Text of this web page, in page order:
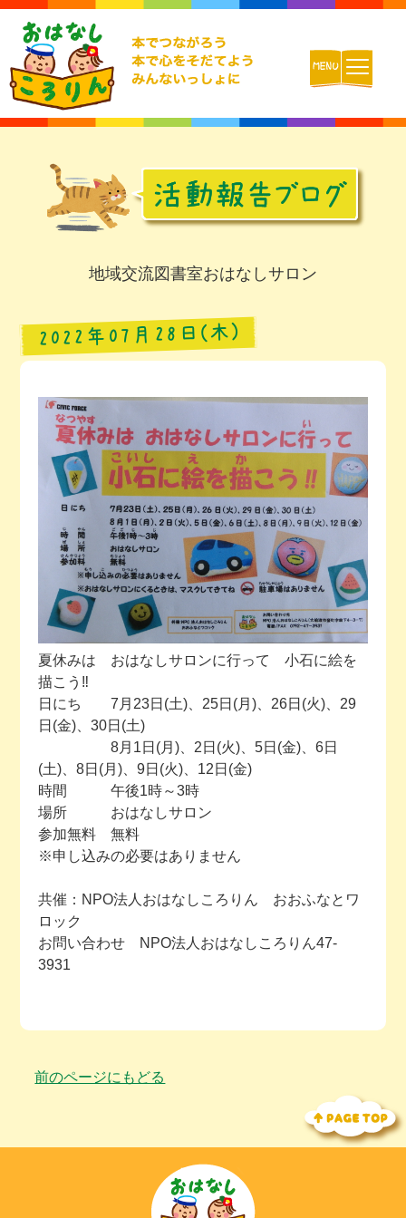
おはなしころりんとは
活動報告ブログ
今月の予定
活動場所のご案内
ファンクラブのご案内
お問い合わせ
地域交流図書室おはなしサロン
2022年07月28日(木)
夏休みは おはなしサロンに行って 小石に絵を
描こう‼
日にち 7月23日(土)、25日(月)、26日(火)、29
日(金)、30日(土)
8月1日(月)、2日(火)、5日(金)、6日
(土)、8日(月)、9日(火)、12日(金)
時間 午後1時～3時
場所 おはなしサロン
参加無料 無料
※申し込みの必要はありません
共催：NPO法人おはなしころりん おおふなとワ
ロック
お問い合わせ NPO法人おはなしころりん47-
3931
前のページにもどる